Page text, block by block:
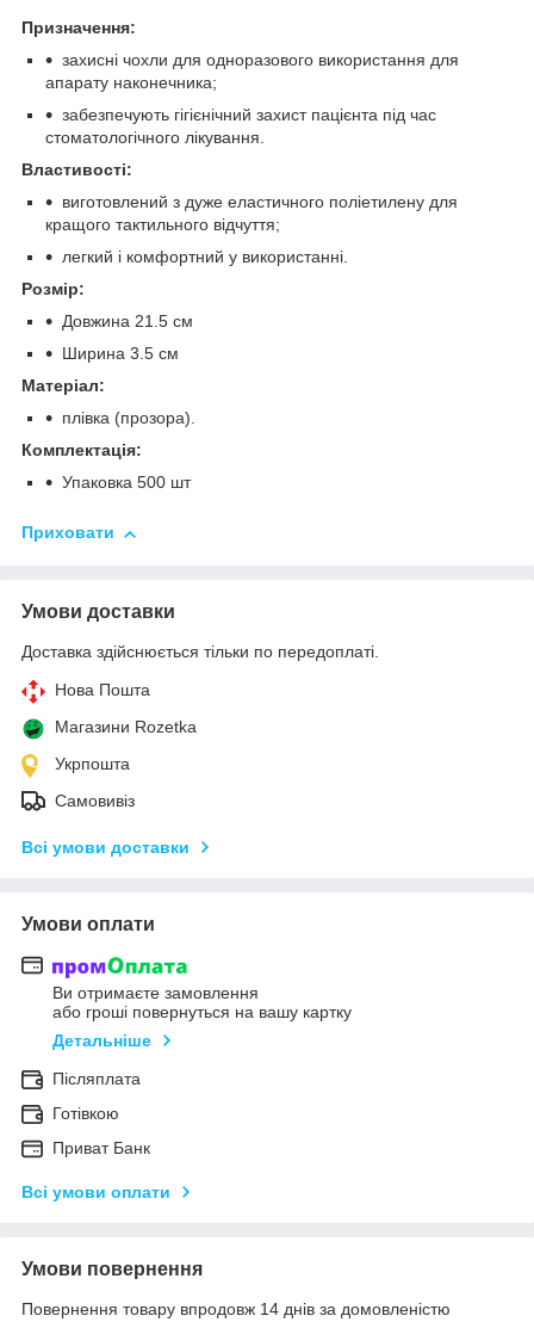
Призначення:
захисні чохли для одноразового використання для
апарату наконечника;
забезпечують гігієнічний захист пацієнта під час
стоматологічного лікування.
Властивості:
виготовлений з дуже еластичного поліетилену для
кращого тактильного відчуття;
легкий і комфортний у використанні.
Розмір:
Довжина 21.5 см
Ширина 3.5 см
Матеріал:
плівка (прозора).
Комплектація:
Упаковка 500 шт
Приховати
Умови доставки
Доставка здійснюється тільки по передоплаті.
Нова Пошта
Магазини Rozetka
Укрпошта
Самовивіз
Всі умови доставки
Умови оплати
Ви отримаєте замовлення
або гроші повернуться на вашу картку
Детальніше
Післяплата
Готівкою
Приват Банк
Всі умови оплати
Умови повернення
Повернення товару впродовж 14 днів за домовленістю